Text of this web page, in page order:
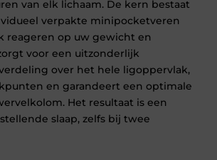
van elk lichaam. De kern bestaat
verpakte minipocketveren
reageren op uw gewicht en
voor een uitzonderlijk
over het hele ligoppervlak,
en garandeert een optimale
Het resultaat is een
slaap, zelfs bij twee